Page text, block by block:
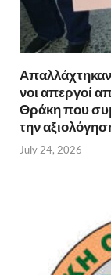
Απαλλάχτηκαν
νοι απεργοί
Θράκη που
την
July 24, 2026